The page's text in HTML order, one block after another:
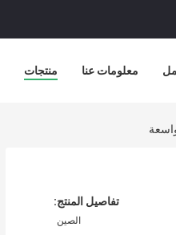
منتجات معلومات عنا
تفاصيل المنتج:
الصين